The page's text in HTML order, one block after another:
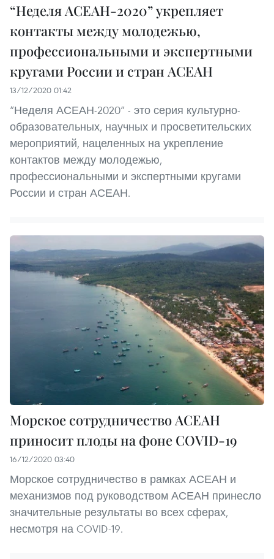
“Неделя АСЕАН-2020” укрепляет
контакты между молодежью,
профессиональными и экспертными
кругами России и стран АСЕАН
13/12/2020 01:42
“Неделя АСЕАН-2020” - это серия культурно-
образовательных, научных и просветительских
мероприятий, нацеленных на укрепление
контактов между молодежью,
профессиональными и экспертными кругами
России и стран АСЕАН.
Морское сотрудничество АСЕАН
приносит плоды на фоне COVID-19
16/12/2020 03:40
Морское сотрудничество в рамках АСЕАН и
механизмов под руководством АСЕАН принесло
значительные результаты во всех сферах,
несмотря на COVID-19.